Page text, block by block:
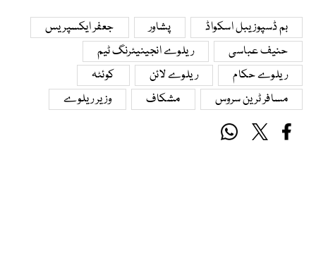
بم ڈسپوزیبل اسکواڈ پشاور
جعفر ایکسپریس
حنیف عباسی
ریلوے انجینیئرنگ ٹیم
ریلوے حکام
ریلوے لائن
کوئٹہ
مسافر ٹرین سروس
مشکاف وزیر ریلوے